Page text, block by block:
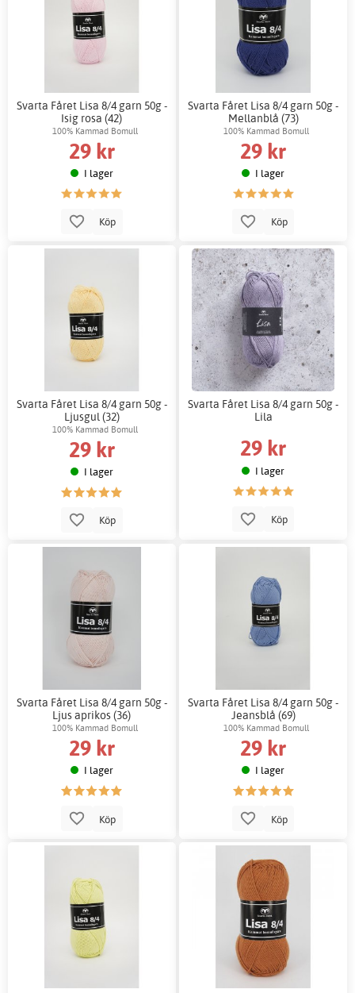
Svarta Fåret Lisa 8/4 garn 50g -
Isig rosa (42)
100% Kammad Bomull
29 kr
I lager
Köp
Svarta Fåret Lisa 8/4 garn 50g -
Mellanblå (73)
100% Kammad Bomull
29 kr
I lager
Köp
Svarta Fåret Lisa 8/4 garn 50g -
Ljusgul (32)
100% Kammad Bomull
29 kr
I lager
Köp
Svarta Fåret Lisa 8/4 garn 50g -
Lila
29 kr
I lager
Köp
Svarta Fåret Lisa 8/4 garn 50g -
Ljus aprikos (36)
100% Kammad Bomull
29 kr
I lager
Köp
Svarta Fåret Lisa 8/4 garn 50g -
Jeansblå (69)
100% Kammad Bomull
29 kr
I lager
Köp